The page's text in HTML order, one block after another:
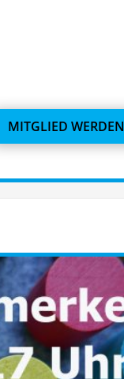
MITGLIED WERDEN